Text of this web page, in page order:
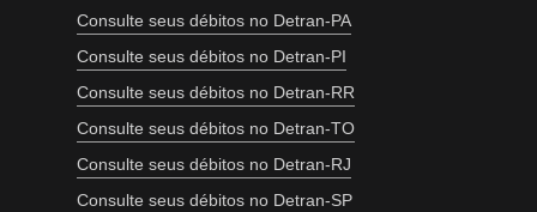
Consulte seus débitos no Detran-PA
Consulte seus débitos no Detran-PI
Consulte seus débitos no Detran-RR
Consulte seus débitos no Detran-TO
Consulte seus débitos no Detran-RJ
Consulte seus débitos no Detran-SP